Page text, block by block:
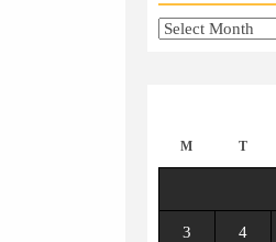
PV
M T
3 4